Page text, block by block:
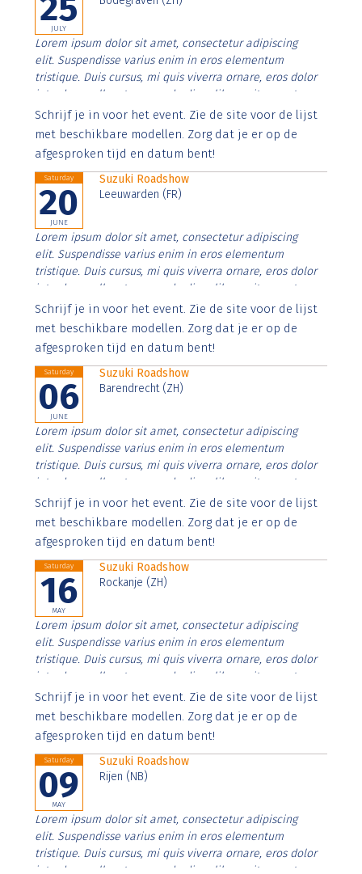
JULY
Lorem ipsum dolor sit amet, consectetur adipiscing
elit. Suspendisse varius enim in eros elementum
tristique. Duis cursus, mi quis viverra ornare, eros dolor
interdum nulla, ut commodo diam libero vitae erat.
Aenean faucibus nibh et justo cursus id rutrum lorem
imperdiet. Nunc ut sem vitae risus tristique posuere.
Schrijf je in voor het event. Zie de site voor de lijst
met beschikbare modellen. Zorg dat je er op de
afgesproken tijd en datum bent!
Saturday
20
JUNE
Suzuki Roadshow
Leeuwarden (FR)
Lorem ipsum dolor sit amet, consectetur adipiscing
elit. Suspendisse varius enim in eros elementum
tristique. Duis cursus, mi quis viverra ornare, eros dolor
interdum nulla, ut commodo diam libero vitae erat.
Aenean faucibus nibh et justo cursus id rutrum lorem
imperdiet. Nunc ut sem vitae risus tristique posuere.
Schrijf je in voor het event. Zie de site voor de lijst
met beschikbare modellen. Zorg dat je er op de
afgesproken tijd en datum bent!
Saturday
06
JUNE
Suzuki Roadshow
Barendrecht (ZH)
Lorem ipsum dolor sit amet, consectetur adipiscing
elit. Suspendisse varius enim in eros elementum
tristique. Duis cursus, mi quis viverra ornare, eros dolor
interdum nulla, ut commodo diam libero vitae erat.
Aenean faucibus nibh et justo cursus id rutrum lorem
imperdiet. Nunc ut sem vitae risus tristique posuere.
Schrijf je in voor het event. Zie de site voor de lijst
met beschikbare modellen. Zorg dat je er op de
afgesproken tijd en datum bent!
Saturday
16
MAY
Suzuki Roadshow
Rockanje (ZH)
Lorem ipsum dolor sit amet, consectetur adipiscing
elit. Suspendisse varius enim in eros elementum
tristique. Duis cursus, mi quis viverra ornare, eros dolor
interdum nulla, ut commodo diam libero vitae erat.
Aenean faucibus nibh et justo cursus id rutrum lorem
imperdiet. Nunc ut sem vitae risus tristique posuere.
Schrijf je in voor het event. Zie de site voor de lijst
met beschikbare modellen. Zorg dat je er op de
afgesproken tijd en datum bent!
Saturday
09
MAY
Suzuki Roadshow
Rijen (NB)
Lorem ipsum dolor sit amet, consectetur adipiscing
elit. Suspendisse varius enim in eros elementum
tristique. Duis cursus, mi quis viverra ornare, eros dolor
interdum nulla, ut commodo diam libero vitae erat.